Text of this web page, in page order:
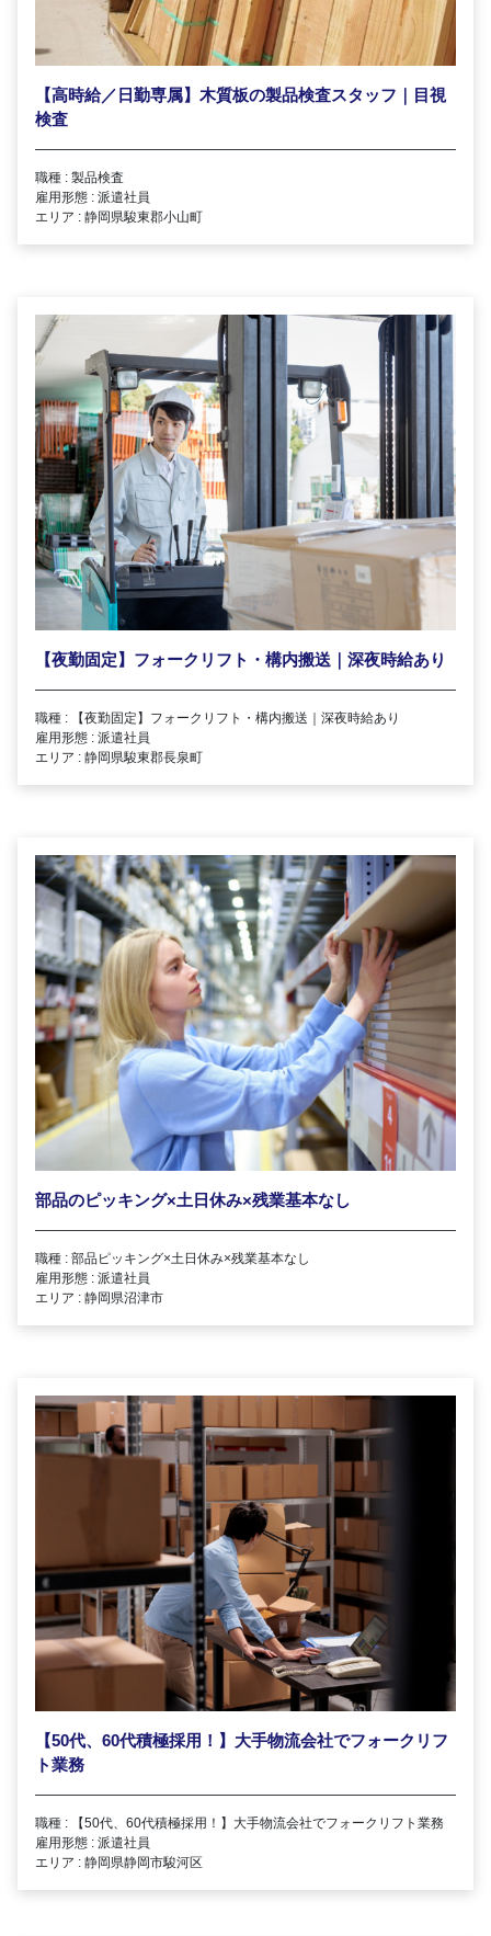
【高時給／日勤専属】木質板の製品検査スタッフ｜目視
検査
職種 : 製品検査
雇用形態 : 派遣社員
エリア : 静岡県駿東郡小山町
【夜勤固定】フォークリフト・構内搬送｜深夜時給あり
職種 : 【夜勤固定】フォークリフト・構内搬送｜深夜時給あり
雇用形態 : 派遣社員
エリア : 静岡県駿東郡長泉町
部品のピッキング×土日休み×残業基本なし
職種 : 部品ピッキング×土日休み×残業基本なし
雇用形態 : 派遣社員
エリア : 静岡県沼津市
【50代、60代積極採用！】大手物流会社でフォークリフ
ト業務
職種 : 【50代、60代積極採用！】大手物流会社でフォークリフト業務
雇用形態 : 派遣社員
エリア : 静岡県静岡市駿河区